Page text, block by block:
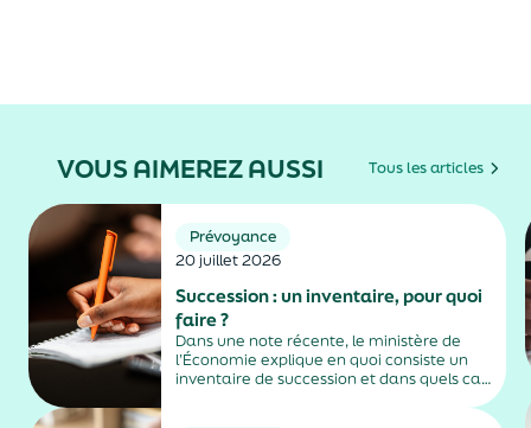
VOUS AIMEREZ AUSSI Tous les articles
Prévoyance
20 juillet 2026
Succession : un inventaire, pour quoi
faire ?
Dans une note récente, le ministère de
l’Économie explique en quoi consiste un
inventaire de succession et dans quels cas